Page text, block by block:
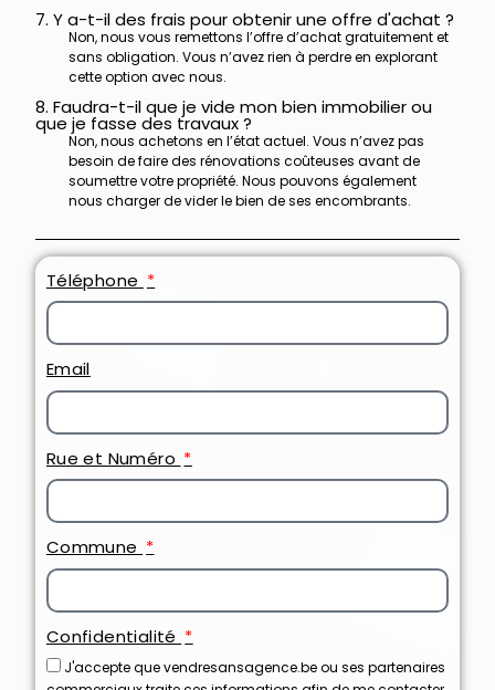
7. Y a-t-il des frais pour obtenir une offre d'achat ?
Non, nous vous remettons l’offre d’achat gratuitement et
sans obligation. Vous n’avez rien à perdre en explorant
cette option avec nous.
8. Faudra-t-il que je vide mon bien immobilier ou
que je fasse des travaux ?
Non, nous achetons en l’état actuel. Vous n’avez pas
besoin de faire des rénovations coûteuses avant de
soumettre votre propriété. Nous pouvons également
nous charger de vider le bien de ses encombrants.
Téléphone
Email
Rue et Numéro
Commune
Confidentialité
J'accepte que vendresansagence.be ou ses partenaires